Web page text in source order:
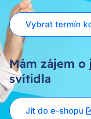
Vybrat termín
Mám zájem
svítidla
Jít do e-shopu